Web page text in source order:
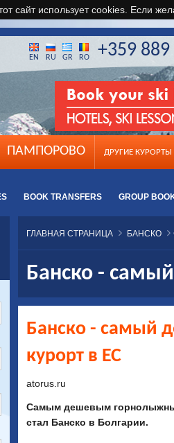
сайт использует cookies. Если
ПАМПОРОВО ДРУГИЕ КУРОРТЫ
BOOK TRANSFERS GROUP
EN RU GR RO +359
ГЛАВНАЯ СТРАНИЦА БАНСКО
Банско -
Банско - самый
курорт в ЕС
atorus.ru
Самым дешевым
стал Банско в Болгарии.